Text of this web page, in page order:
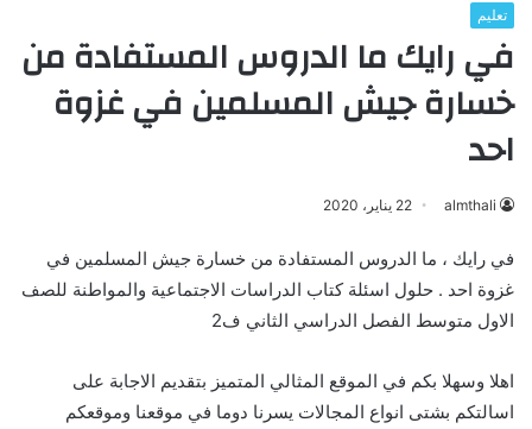
تعليم
في رايك ما الدروس المستفادة من
خسارة جيش المسلمين في غزوة
احد
almthali 22 يناير، 2020
في رايك ، ما الدروس المستفادة من خسارة جيش المسلمين في
غزوة احد . حلول اسئلة كتاب الدراسات الاجتماعية والمواطنة للصف
الاول متوسط الفصل الدراسي الثاني ف2
اهلا وسهلا بكم في الموقع المثالي المتميز بتقديم الاجابة على
اسالتكم بشتى انواع المجالات يسرنا دوما في موقعنا وموقعكم